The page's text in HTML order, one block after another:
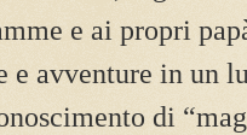
e ai propri
e avventure in un
di